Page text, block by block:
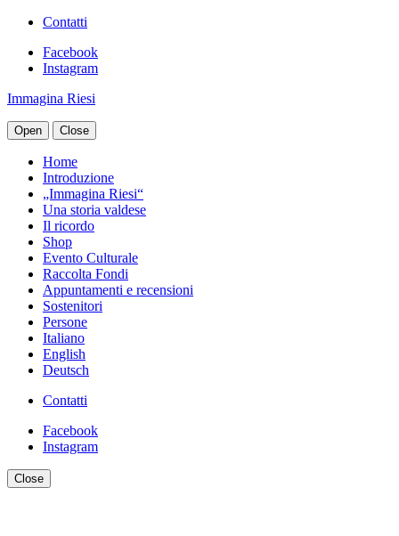
Contatti
Facebook
Instagram
Immagina Riesi
Open Close
Home
Introduzione
„Immagina Riesi“
Una storia valdese
Il ricordo
Shop
Evento Culturale
Raccolta Fondi
Appuntamenti e recensioni
Sostenitori
Persone
Italiano
English
Deutsch
Contatti
Facebook
Instagram
Close